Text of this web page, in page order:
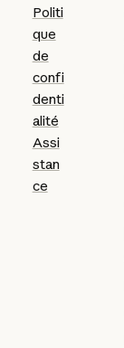
Politi
que
de
confi
denti
alité
Assi
stan
ce